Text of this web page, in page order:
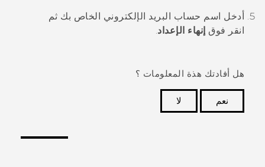
أدخل اسم حساب البريد الإلكتروني الخاص بك ثم
انقر فوق إنهاء الإعداد.
هل أفادتك هذة المعلومات ؟
نعم
لا